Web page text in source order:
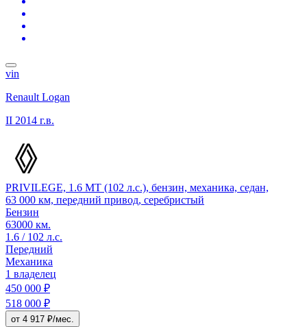
vin
Renault Logan
II 2014 г.в.
PRIVILEGE, 1.6 MT (102 л.с.), бензин, механика, седан,
63 000 км, передний привод, серебристый
Бензин
63000 км.
1.6 / 102 л.с.
Передний
Механика
1 владелец
450 000 ₽
518 000 ₽
от 4 917 ₽/мес.